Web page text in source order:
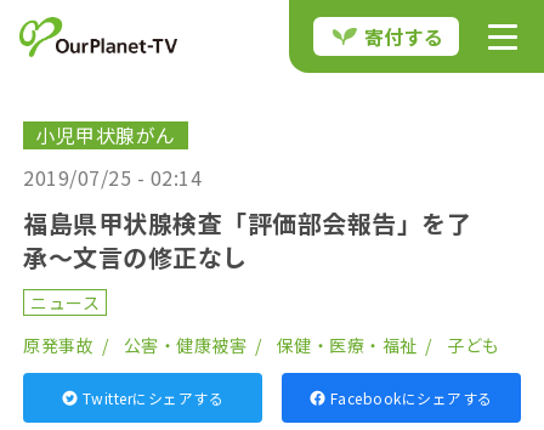
寄付する
小児甲状腺がん
2019/07/25 - 02:14
福島県甲状腺検査「評価部会報告」を了
承〜文言の修正なし
ニュース
原発事故
公害・健康被害 保健・医療・福祉 子ども
Twitterにシェアする Facebookにシェアする